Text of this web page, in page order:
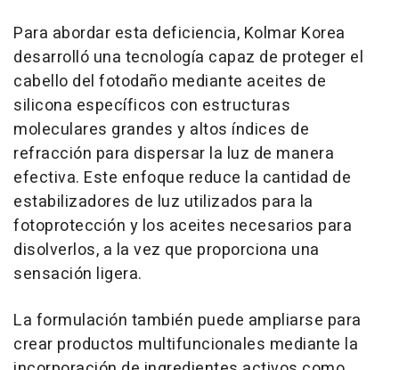
Para abordar esta deficiencia, Kolmar Korea
desarrolló una tecnología capaz de proteger el
cabello del fotodaño mediante aceites de
silicona específicos con estructuras
moleculares grandes y altos índices de
refracción para dispersar la luz de manera
efectiva. Este enfoque reduce la cantidad de
estabilizadores de luz utilizados para la
fotoprotección y los aceites necesarios para
disolverlos, a la vez que proporciona una
sensación ligera.
La formulación también puede ampliarse para
crear productos multifuncionales mediante la